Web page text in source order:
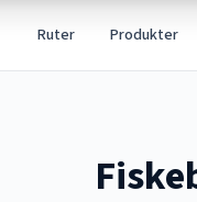
Ruter Produkter